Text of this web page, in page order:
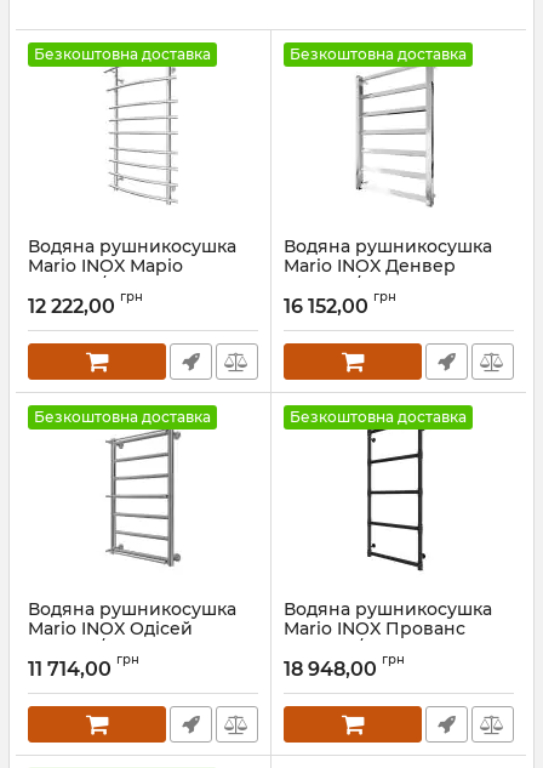
Безкоштовна доставка
Водяна рушникосушка
Mario INOX Маріо
970х530/400 чорний мат
Артикул:1.8.044590.P-BM
12 222,00 грн
Безкоштовна доставка
Водяна рушникосушка
Mario INOX Денвер
770х530/500
Артикул:1.7.044552.P
16 152,00 грн
Безкоштовна доставка
Водяна рушникосушка
Mario INOX Одісей
770х530/500 золото лайт
сатин
Артикул:1.8.044597.P-GLS
11 714,00 грн
Безкоштовна доставка
Водяна рушникосушка
Mario INOX Прованс
1170х538/500 чорний мат
Артикул:1.7.044604.P-BM
18 948,00 грн